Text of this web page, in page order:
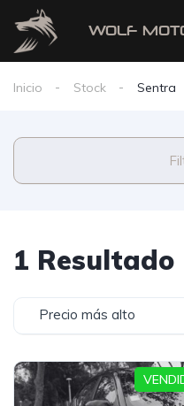
Inicio Stock Sentra
1 Resultado
Precio más alto